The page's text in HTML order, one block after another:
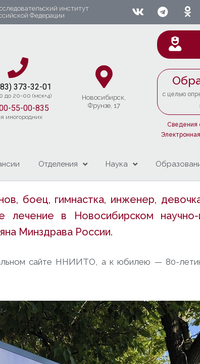
институт
Федерации
373-32-01​
до 20-00 (мск+4)
55-00-835
иногородних
Новосибирcк,
Фрунзе, 17
с целью
Сведения
Отделения Наука
боец, гимнастка, инженер,
в Новосибирском научно-
Минздрава России.
сайте ННИИТО, а к юбилею — 80-